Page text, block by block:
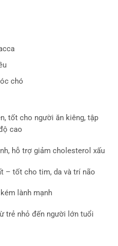
chó
tốt cho người ăn kiêng, tập
cao
hỗ trợ giảm cholesterol xấu
– tốt cho tim, da và trí não
lành mạnh
trẻ nhỏ đến người lớn tuổi